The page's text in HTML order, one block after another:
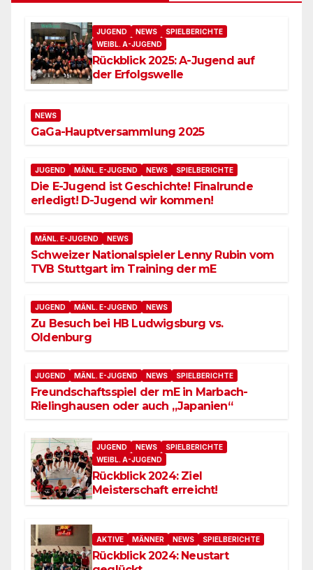
JUGEND NEWS
SPIELBERICHTE
WEIBL. A-JUGEND
Rückblick 2025: A-Jugend auf
der Erfolgswelle
NEWS
GaGa-Hauptversammlung 2025
JUGEND MÄNL. E-JUGEND NEWS SPIELBERICHTE
Die E-Jugend ist Geschichte! Finalrunde
erledigt! D-Jugend wir kommen!
MÄNL. E-JUGEND NEWS
Schweizer Nationalspieler Lenny Rubin vom
TVB Stuttgart im Training der mE
JUGEND MÄNL. E-JUGEND NEWS
Zu Besuch bei HB Ludwigsburg vs.
Oldenburg
JUGEND MÄNL. E-JUGEND NEWS SPIELBERICHTE
Freundschaftsspiel der mE in Marbach-
Rielinghausen oder auch „Japanien“
JUGEND NEWS
SPIELBERICHTE
WEIBL. A-JUGEND
Rückblick 2024: Ziel
Meisterschaft erreicht!
AKTIVE MÄNNER NEWS SPIELBERICHTE
Rückblick 2024: Neustart